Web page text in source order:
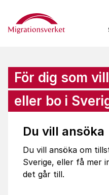
Start
För dig som
eller bo i
Du vill ansöka
Du vill ansöka om
Sverige, eller få mer
det går till.